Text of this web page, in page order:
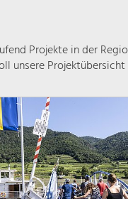
Projekte in der
unsere Projektübersicht